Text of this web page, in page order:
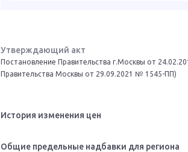
Утверждающий акт
Постановление Правительства г.Москвы от
Правительства Москвы от 29.09.2021 № 1545-ПП)
История изменения цен
Общие предельные надбавки для региона